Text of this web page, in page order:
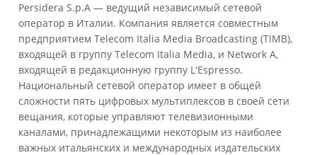
Persidera S.p.A — ведущий независимый сетевой
оператор в Италии. Компания является совместным
предприятием Telecom Italia Media Broadcasting (TIMB),
входящей в группу Telecom Italia Media, и Network A,
входящей в редакционную группу L'Espresso.
Национальный сетевой оператор имеет в общей
сложности пять цифровых мультиплексов в своей сети
вещания, которые управляют телевизионными
каналами, принадлежащими некоторым из наиболее
важных итальянских и международных издательских